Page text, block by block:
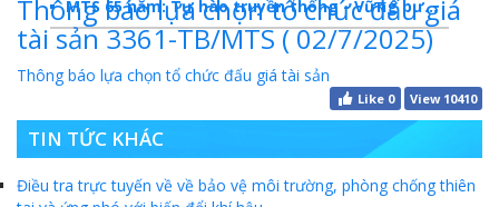
MTS 65 năm: Tự hào truyền thống - Vững bước Tương lai
Dấu ấn MTS 2024
TKV- Niềm tự hào của ngành năng lượng Việt Nam
Báo cáo tổng kết hoạt động SXKD năm 2023
10 sự kiện tiêu biểu năm 2023
Thông báo lựa chọn tổ chức đấu giá
tài sản 3361-TB/MTS ( 02/7/2025)
Thông báo lựa chọn tổ chức đấu giá tài sản
Like 0 View 10410
TIN TỨC KHÁC
Điều tra trực tuyến về về bảo vệ môi trường, phòng chống thiên